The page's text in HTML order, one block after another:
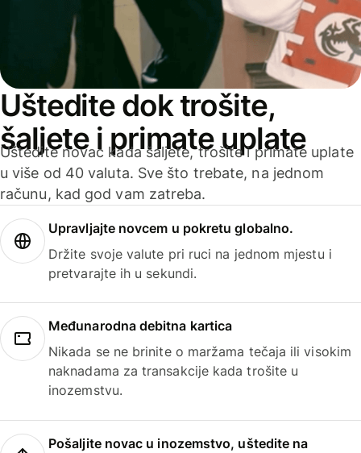
Uštedite dok trošite,
šaljete i primate uplate
Uštedite novac kada šaljete, trošite i primate uplate
u više od 40 valuta. Sve što trebate, na jednom
računu, kad god vam zatreba.
Upravljajte novcem u pokretu globalno.
Držite svoje valute pri ruci na jednom mjestu i
pretvarajte ih u sekundi.
Međunarodna debitna kartica
Nikada se ne brinite o maržama tečaja ili visokim
naknadama za transakcije kada trošite u
inozemstvu.
Pošaljite novac u inozemstvo, uštedite na